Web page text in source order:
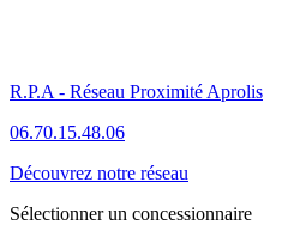
R.P.A - Réseau Proximité Aprolis
06.70.15.48.06
Découvrez notre réseau
Sélectionner un concessionnaire